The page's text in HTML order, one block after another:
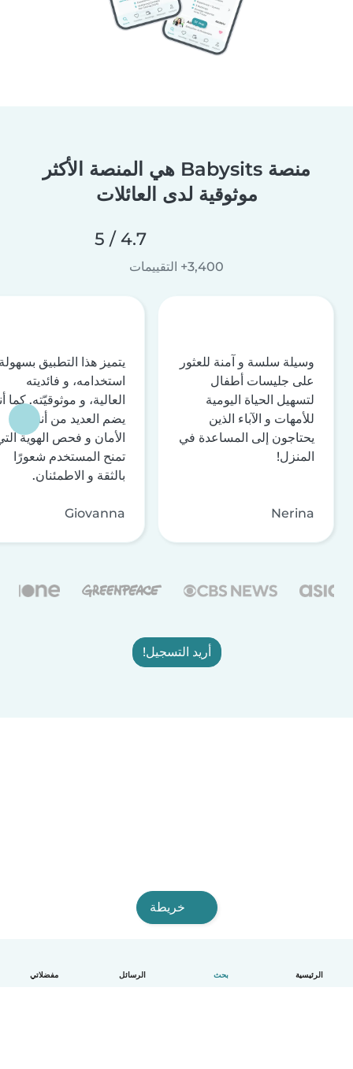
الرئيسية بحث الرسائل مفضلاتي
منصة Babysits هي المنصة الأكثر
موثوقية لدى العائلات
4.7 / 5
3,400+ التقييمات
وسيلة سلسة و آمنة للعثور
على جليسات أطفال
لتسهيل الحياة اليومية
للأمهات و الآباء الذين
يحتاجون إلى المساعدة في
المنزل!
Nerina
يتميز هذا التطبيق
استخدامه، و فائديته
العالية، و موثوقيّته. كما
يضم العديد من أنظمة
الأمان و فحص الهوية
تمنح المستخدم شعورًا
بالثقة و الاطمئنان.
Giovanna
أريد التسجيل!
خريطة